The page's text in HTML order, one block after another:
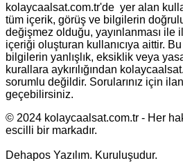
kolaycaalsat.com.tr'de yer alan
tüm içerik, görüş ve bilgilerin
değişmez olduğu, yayınlanması
içeriği oluşturan kullanıcıya aittir.
bilgilerin yanlışlık, eksiklik veya
kurallara aykırılığından
sorumlu değildir. Sorularınız için
geçebilirsiniz.
© 2024 kolaycaalsat.com.tr - Her
escilli bir markadır.
Dehapos Yazılım. Kuruluşudur.